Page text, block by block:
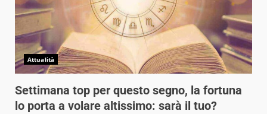
Attualità
Settimana top per questo segno, la fortuna
lo porta a volare altissimo: sarà il tuo?